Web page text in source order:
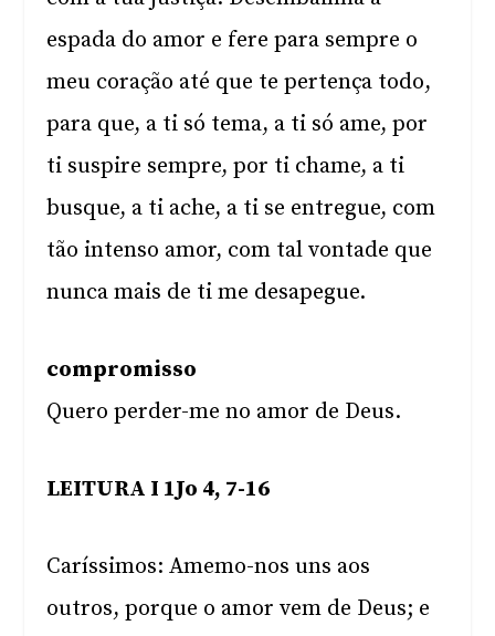
espada do amor e fere para sempre o
meu coração até que te pertença todo,
para que, a ti só tema, a ti só ame, por
ti suspire sempre, por ti chame, a ti
busque, a ti ache, a ti se entregue, com
tão intenso amor, com tal vontade que
nunca mais de ti me desapegue.
compromisso
Quero perder-me no amor de Deus.
LEITURA I 1Jo 4, 7-16
Caríssimos: Amemo-nos uns aos
outros, porque o amor vem de Deus; e